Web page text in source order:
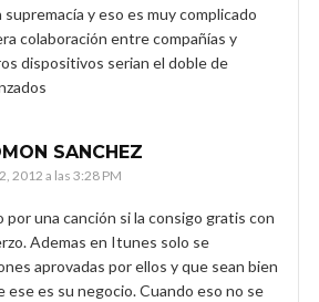
y eso es muy complicado
colaboración entre compañías y
dispositivos serian el doble de
SANCHEZ
2012 a las 3:28 PM
por una canción si la consigo gratis con
Ademas en Itunes solo se
aprovadas por ellos y que sean bien
ese es su negocio. Cuando eso no se